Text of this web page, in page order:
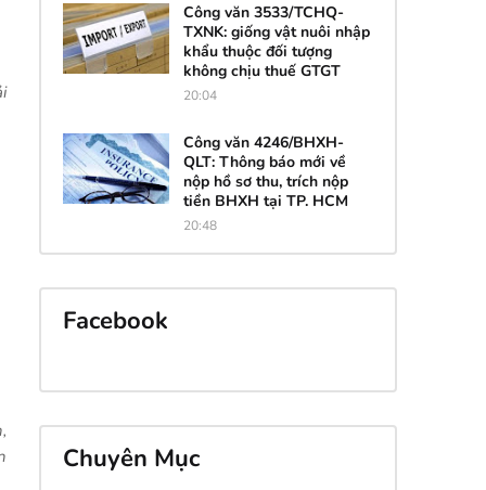
00
00
00
Công văn 3533/TCHQ-
TXNK: giống vật nuôi nhập
khẩu thuộc đối tượng
không chịu thuế GTGT
20:04
Công văn 4246/BHXH-
QLT: Thông báo mới về
nộp hồ sơ thu, trích nộp
tiền BHXH tại TP. HCM
20:48
Facebook
Chuyên Mục